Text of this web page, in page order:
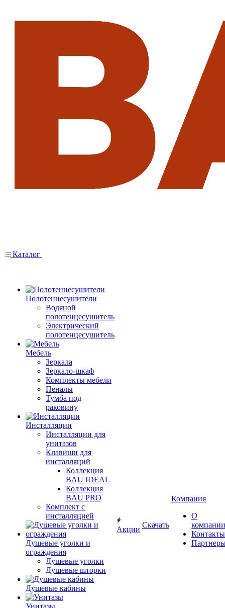
Каталог
Полотенцесушители
Водяной
полотенцесушитель
Электрический
полотенцесушитель
Мебель
Зеркала
Зеркало-шкаф
Комплекты мебели
Пеналы
Тумба под
раковину
Инсталляции
Инсталляции для
унитазов
Клавиши для
инсталляций
Коллекция
BAU IDEAL
Коллекция
BAU PRO
Комплект с
инсталляцией
Душевые уголки и
ограждения
Душевые уголки
Душевые шторки
Душевые кабины
Унитазы
Акции
Скачать
Компания
О
компании
Контакты